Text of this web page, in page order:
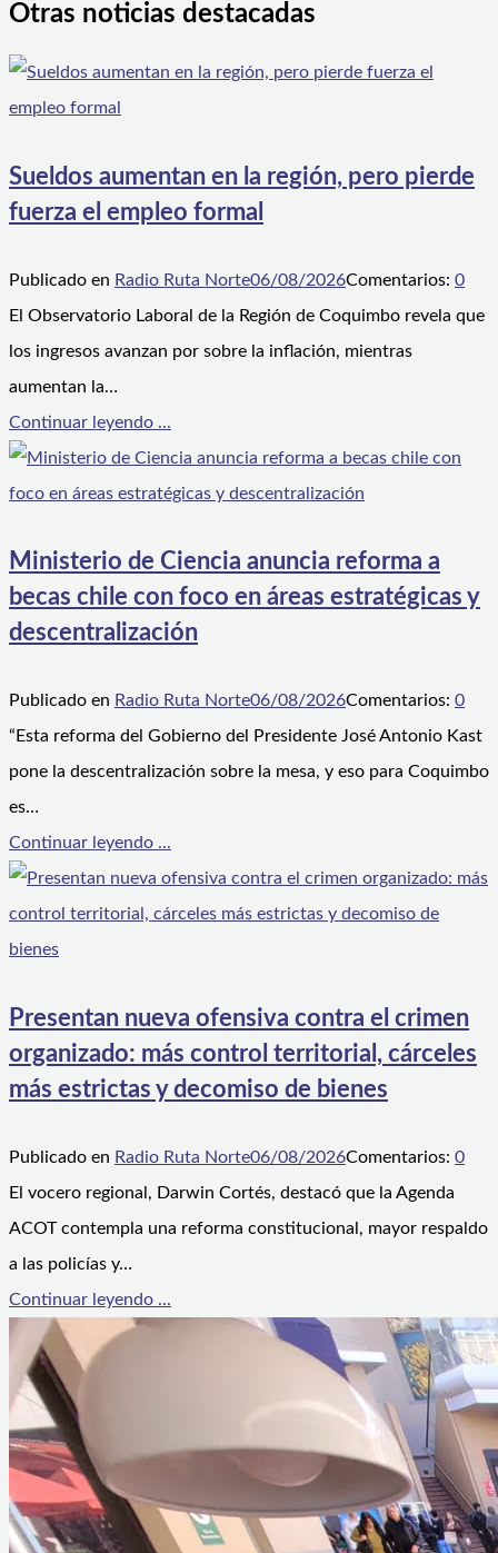
Otras noticias destacadas
Sueldos aumentan en la región, pero pierde
fuerza el empleo formal
Publicado en Radio Ruta Norte06/08/2026Comentarios: 0
El Observatorio Laboral de la Región de Coquimbo revela que
los ingresos avanzan por sobre la inflación, mientras
aumentan la…
Continuar leyendo ...
Ministerio de Ciencia anuncia reforma a
becas chile con foco en áreas estratégicas y
descentralización
Publicado en Radio Ruta Norte06/08/2026Comentarios: 0
“Esta reforma del Gobierno del Presidente José Antonio Kast
pone la descentralización sobre la mesa, y eso para Coquimbo
es…
Continuar leyendo ...
Presentan nueva ofensiva contra el crimen
organizado: más control territorial, cárceles
más estrictas y decomiso de bienes
Publicado en Radio Ruta Norte06/08/2026Comentarios: 0
El vocero regional, Darwin Cortés, destacó que la Agenda
ACOT contempla una reforma constitucional, mayor respaldo
a las policías y…
Continuar leyendo ...